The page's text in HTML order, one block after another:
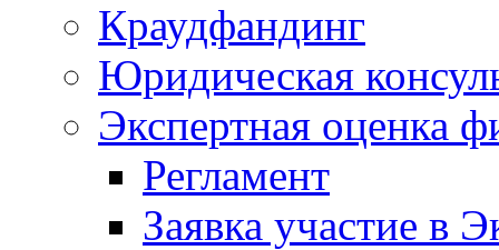
Краудфандинг
Юридическая
Экспертная оценка
Регламент
Заявка участие в